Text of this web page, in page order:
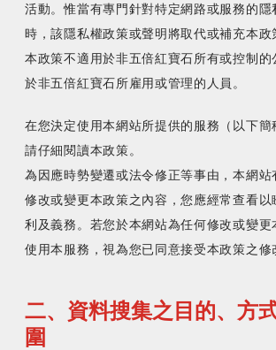
活動。惟當有專門針對特定網路或服務的隱
時，該隱私權政策或聲明將取代或補充本政
本政策不適用於非五倍紅寶石所有或控制的
在您決定使用本網站所提供的服務（以下簡
請仔細閱讀本政策。
為因應時勢變遷或法令修正等事由，本網站
修改或變更本政策之內容，您應經常查看
利及義務。若您於本網站為任何修改或變
二、資料搜集之目的、方
圍